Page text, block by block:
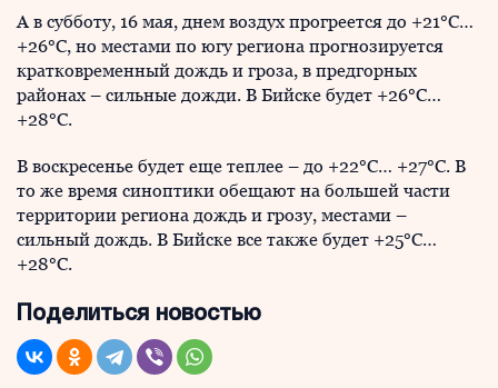
А в субботу, 16 мая, днем воздух прогреется до +21°C…
+26°C, но местами по югу региона прогнозируется
кратковременный дождь и гроза, в предгорных
районах – сильные дожди. В Бийске будет +26°C…
+28°C.
В воскресенье будет еще теплее – до +22°C… +27°C. В
то же время синоптики обещают на большей части
территории региона дождь и грозу, местами –
сильный дождь. В Бийске все также будет +25°C…
+28°C.
Поделиться новостью